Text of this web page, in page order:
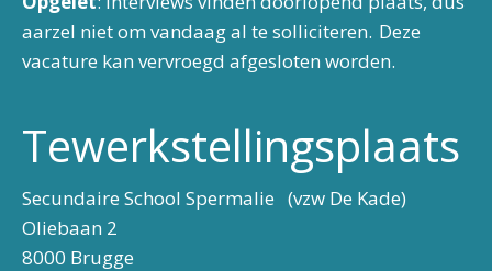
aarzel niet om vandaag al te solliciteren. Deze
vacature kan vervroegd afgesloten worden.
Tewerkstellingsplaats
Secundaire School Spermalie (vzw De Kade)
Oliebaan 2
8000 Brugge